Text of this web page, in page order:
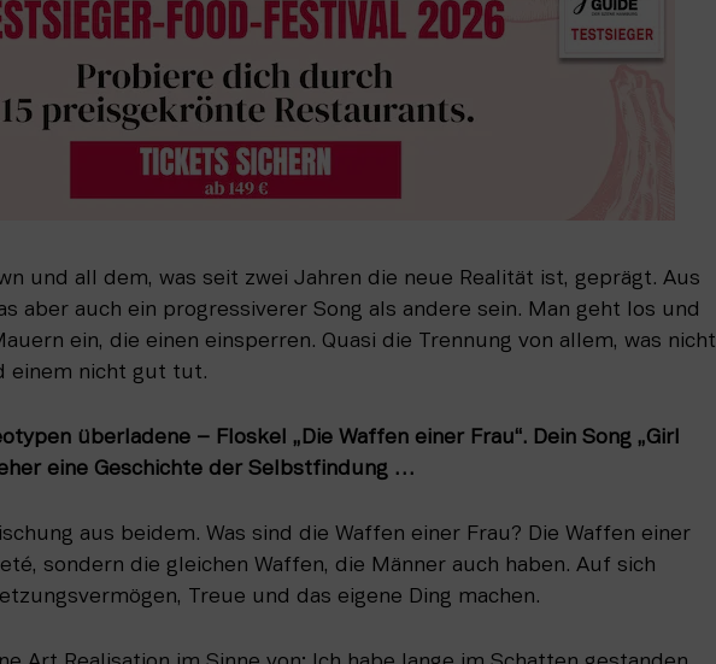
und all dem, was seit zwei Jahren die neue Realität ist, geprägt. Aus
aber auch ein progressiverer Song als andere sein. Man geht los und
ein, die einen einsperren. Quasi die Trennung von allem, was nicht
einem nicht gut tut.
überladene – Floskel „Die Waffen einer Frau“. Dein Song „Girl
eine Geschichte der Selbstfindung …
aus beidem. Was sind die Waffen einer Frau? Die Waffen einer
sondern die gleichen Waffen, die Männer auch haben. Auf sich
Treue und das eigene Ding machen.